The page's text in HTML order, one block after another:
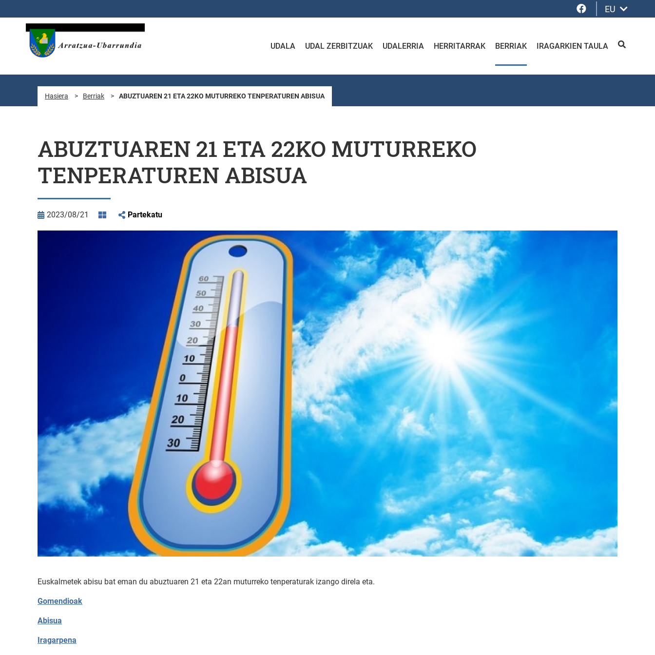
Facebook
EU
UDALA UDAL ZERBITZUAK UDALERRIA HERRITARRAK BERRIAK IRAGARKIEN TAULA BILATU
Hasiera > Berriak > ABUZTUAREN 21 ETA 22KO MUTURREKO TENPERATUREN ABISUA
ABUZTUAREN 21 ETA 22KO MUTURREKO
TENPERATUREN ABISUA
2023/08/21 Partekatu
Euskalmetek abisu bat eman du abuztuaren 21 eta 22an muturreko tenperaturak izango direla eta.
Gomendioak
Abisua
Iragarpena